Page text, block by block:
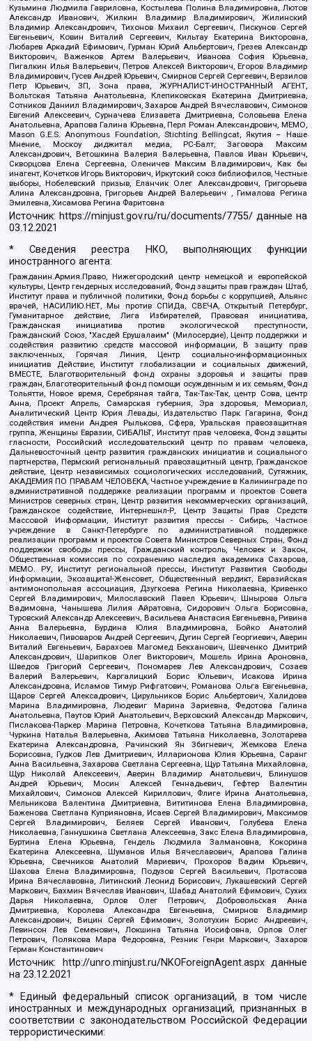
Кузьмина Людмила Гавриловна, Костылева Полина Владимировна, Лютов
Александр Иванович, Жилкин Владимир Владимирович, Жилинский
Владимир Александрович, Тихонов Михаил Сергеевич, Пискунов Сергей
Евгеньевич, Ковин Виталий Сергеевич, Кильтау Екатерина Викторовна,
Любарев Аркадий Ефимович, Гурман Юрий Альбертович, Грезев Александр
Викторович, Важенков Артем Валерьевич, Иванова София Юрьевна,
Пигалкин Илья Валерьевич, Петров Алексей Викторович, Егоров Владимир
Владимирович, Гусев Андрей Юрьевич, Смирнов Сергей Сергеевич, Верзилов
Петр Юрьевич, ЗП, Зона права, ЖУРНАЛИСТ-ИНОСТРАННЫЙ АГЕНТ,
Вольтская Татьяна Анатольевна, Клепиковская Екатерина Дмитриевна,
Сотников Даниил Владимирович, Захаров Андрей Вячеславович, Симонов
Евгений Алексеевич, Сурначева Елизавета Дмитриевна, Соловьева Елена
Анатольевна, Арапова Галина Юрьевна, Перл Роман Александрович, МЕМО,
Mason G.E.S. Anonymous Foundation, Stichting Bellingcat, Якутия – Наше
Мнение, Москоу диджитал медиа, РС-Балт, Заговора Максим
Александрович, Ветошкина Валерия Валерьевна, Павлов Иван Юрьевич,
Скворцова Елена Сергеевна, Оленичев Максим Владимирович, Как бы
инагент, Кочетков Игорь Викторович, Иркутский союз библиофилов, Честные
выборы, Нобелевский призыв, Еланчик Олег Александрович, Григорьева
Алина Александровна, Григорьев Андрей Валерьевич , Гималова Регина
Эмилевна, Хисамова Регина Фаритовна
Источник: https://minjust.gov.ru/ru/documents/7755/ данные на
03.12.2021
* Сведения реестра НКО, выполняющих функции
иностранного агента:
Гражданин.Армия.Право, Нижегородский центр немецкой и европейской
культуры, Центр гендерных исследований, Фонд защиты прав граждан Штаб,
Институт права и публичной политики, Фонд борьбы с коррупцией, Альянс
врачей, НАСИЛИЮ.НЕТ, Мы против СПИДа, СВЕЧА, Открытый Петербург,
Гуманитарное действие, Лига Избирателей, Правовая инициатива,
Гражданская инициатива против экологической преступности,
Гражданский Союз, "Хасдей Ерушалаим" (Милосердие), Центр поддержки и
содействия развитию средств массовой информации, В защиту прав
заключенных, Горячая Линия, Центр социально-информационных
инициатив Действие, Институт глобализации и социальных движений,
ВМЕСТЕ, Благотворительный фонд охраны здоровья и защиты прав
граждан, Благотворительный фонд помощи осужденным и их семьям, Фонд
Тольятти, Новое время, Серебряная тайга, Так-Так-Так, центр Сова, центр
Анна, Проект Апрель, Самарская губерния, Эра здоровья, Мемориал,
Аналитический Центр Юрия Левады, Издательство Парк Гагарина, Фонд
содействия имени Андрея Рылькова, Сфера, Уральская правозащитная
группа, Женщины Евразии, СИБАЛЬТ, Институт прав человека, Фонд защиты
гласности, Российский исследовательский центр по правам человека,
Дальневосточный центр развития гражданских инициатив и социального
партнерства, Пермский региональный правозащитный центр, Гражданское
действие, Центр независимых социологических исследований, Сутяжник,
АКАДЕМИЯ ПО ПРАВАМ ЧЕЛОВЕКА, Частное учреждение в Калининграде по
административной поддержке реализации программ и проектов Совета
Министров северных стран, Центр развития некоммерческих организаций,
Гражданское содействие, Интернешнл-Р, Центр Защиты Прав Средств
Массовой Информации, Институт развития прессы - Сибирь, Частное
учреждение в Санкт-Петербурге по административной поддержке
реализации программ и проектов Совета Министров Северных Стран, Фонд
поддержки свободы прессы, Гражданский контроль, Человек и Закон,
Общественная комиссия по сохранению наследия академика Сахарова,
МЕМО. РУ, Институт региональной прессы, Институт Развития Свободы
Информации, Экозащита!-Женсовет, Общественный вердикт, Евразийская
антимонопольная ассоциация, Дзугкоева Регина Николаевна, Кривенко
Сергей Владимирович, Милославский Павел Юрьевич, Шнырова Ольга
Вадимовна, Чанышева Лилия Айратовна, Сидорович Ольга Борисовна,
Туровский Александр Алексеевич, Васильева Анастасия Евгеньевна, Ривина
Анна Валерьевна, Бурдина Юлия Владимировна, Бойко Анатолий
Николаевич, Пивоваров Андрей Сергеевич, Дугин Сергей Георгиевич, Аверин
Виталий Евгеньевич, Барахоев Магомед Бекханович, Шевченко Дмитрий
Александрович, Шарипков Олег Викторович, Мошель Ирина Ароновна,
Шведов Григорий Сергеевич, Пономарев Лев Александрович, Созаев
Валерий Валерьевич, Каргалицкий Борис Юльевич, Исакова Ирина
Александровна, Исламов Тимур Рифгатович, Романова Ольга Евгеньевна,
Щаров Сергей Алексадрович, Цирульников Борис Альбертович, Халидова
Марина Владимировна, Людевиг Марина Зариевна, Федотова Галина
Анатольевна, Паутов Юрий Анатольевич, Верховский Александр Маркович,
Пислакова-Паркер Марина Петровна, Кочеткова Татьяна Владимировна,
Чуркина Наталья Валерьевна, Акимова Татьяна Николаевна, Золотарева
Екатерина Александровна, Рачинский Ян Збигневич, Жемкова Елена
Борисовна, Гудков Лев Дмитриевич, Илларионова Юлия Юрьевна, Саранг
Анна Васильевна, Захарова Светлана Сергеевна, Щур Татьяна Михайловна,
Щур Николай Алексеевич, Аверин Владимир Анатольевич, Блинушов
Андрей Юрьевич, Мосин Алексей Геннадьевич, Гефтер Валентин
Михайлович, Симонов Алексей Кириллович, Флиге Ирина Анатольевна,
Мельникова Валентина Дмитриевна, Вититинова Елена Владимировна,
Баженова Светлана Куприяновна, Исаев Сергей Владимирович, Максимов
Сергей Владимирович, Беляев Сергей Иванович, Голубева Елена
Николаевна, Ганнушкина Светлана Алексеевна, Закс Елена Владимировна,
Буртина Елена Юрьевна, Гендель Людмила Залмановна, Кокорина
Екатерина Алексеевна, Шуманов Илья Вячеславович, Арапова Галина
Юрьевна, Свечников Анатолий Мариевич, Прохоров Вадим Юрьевич,
Шахова Елена Владимировна, Подузов Сергей Васильевич, Протасова
Ирина Вячеславовна, Литинский Леонид Борисович, Лукашевский Сергей
Маркович, Бахмин Вячеслав Иванович, Шабад Анатолий Ефимович, Сухих
Дарья Николаевна, Орлов Олег Петрович, Добровольская Анна
Дмитриевна, Королева Александра Евгеньевна, Смирнов Владимир
Александрович, Вицин Сергей Ефимович, Золотухин Борис Андреевич,
Левинсон Лев Семенович, Локшина Татьяна Иосифовна, Орлов Олег
Петрович, Полякова Мара Федоровна, Резник Генри Маркович, Захаров
Герман Константинович
Источник: http://unro.minjust.ru/NKOForeignAgent.aspxданные
на23.12.2021
* Единый федеральный список организаций, в том числе
иностранных и международных организаций, признанных в
соответствии с законодательством Российской Федерации
террористическими: